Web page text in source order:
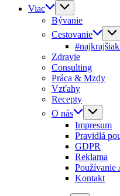
Viac
Bývanie
Cestovanie
Zdravie
Consulting
Práca & Mzdy
Vzťahy
Recepty
O nás
Impresum
Pravidlá
GDPR
Reklama
Používanie
Kontakt